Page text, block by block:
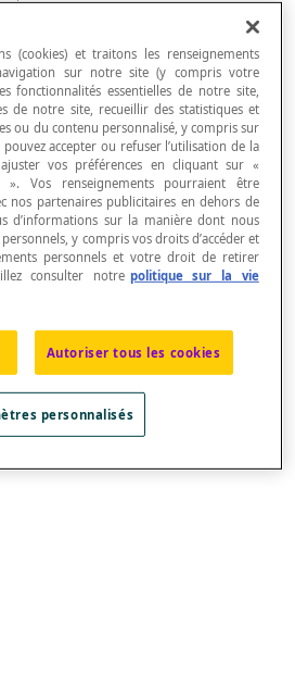
à une durée de 365 jours.
52 semaines
12 mois
100 ans
(cookies) et traitons les renseignements
sur notre site (y compris votre
fonctionnalités essentielles de notre site,
de notre site, recueillir des statistiques et
ou du contenu personnalisé, y compris sur
accepter ou refuser l’utilisation de la
vos préférences en cliquant sur «
». Vos renseignements pourraient être
nos partenaires publicitaires en dehors de
d’informations sur la manière dont nous
y compris vos droits d’accéder et
personnels et votre droit de retirer
consulter notre politique sur la vie
Autoriser tous les cookies
personnalisés